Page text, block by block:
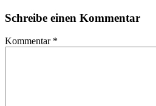
Schreibe einen Kommentar
Kommentar *